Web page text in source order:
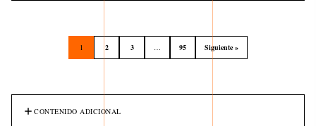
1 2 3 … 95 Siguiente »
CONTENIDO ADICIONAL